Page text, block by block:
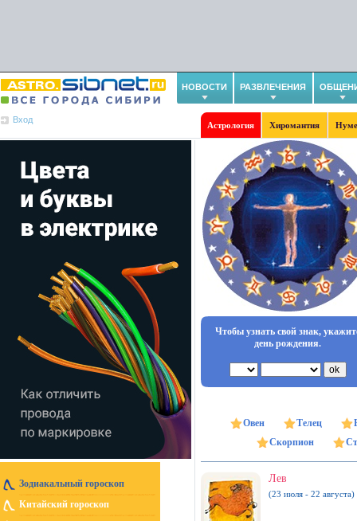
НОВОСТИ РАЗВЛЕЧЕНИЯ
Вход
Астрология Хиромантия
Зодиакальный гороскоп
Китайский гороскоп
Чтобы узнать свой знак,
день рождения.
Овен Телец
Скорпион
Лев
(23 июля - 22 августа)